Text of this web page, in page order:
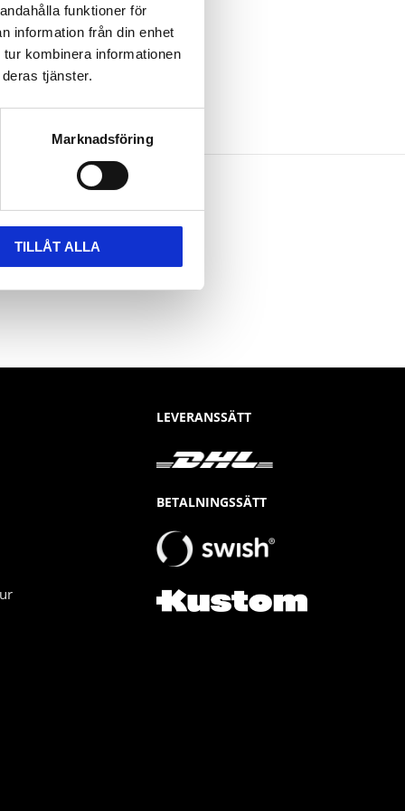
funktioner för
information från din enhet
kombinera informationen
tjänster.
Marknadsföring
TILLÅT ALLA
LEVERANSSÄTT
BETALNINGSSÄTT